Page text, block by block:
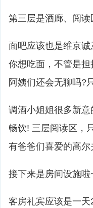
第三层是酒廊、阅读
面吧应该也是维京
你想吃面，不管是
阿姨们还会无聊吗?
调酒小姐姐很多新
畅饮! 三层阅读区，
有爸爸们喜爱的高尔
接下来是房间设施啦
客房礼宾应该是一